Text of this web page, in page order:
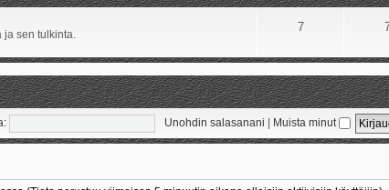
ja sen tulkinta.
7
Unohdin salasanani Muista minut